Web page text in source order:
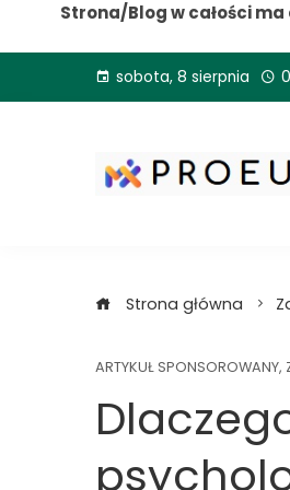
Strona/Blog w całości
sobota, 8 sierpnia
Strona główna
ARTYKUŁ SPONSOROWANY,